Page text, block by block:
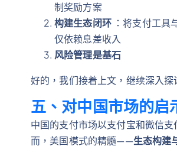
制奖励方案
构建生态闭环：将支付工具
仅依赖息差收入
风险管理是基石
好的，我们接着上文，继续深入
五、对中国市场的启
中国的支付市场以支付宝和微信
而，美国模式的精髓——生态构建